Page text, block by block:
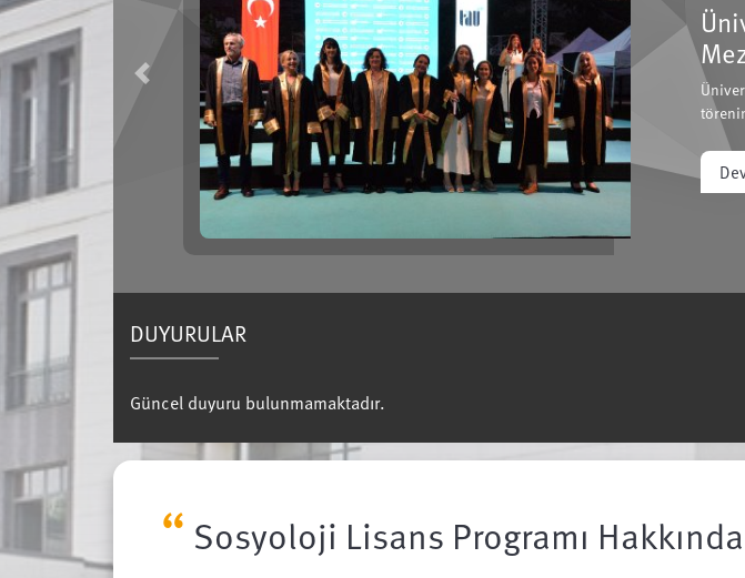
Mezuniyet Törenine İlk
Katılmanın Heyecanını Yaşadık
26 Haziran tarihinde gerçekleşen 2025-2026 akademik yılı mezuniyet
bu yıl ilk mezununu veren bölümümüz de yerini aldı.
Devamını Oku
Previous
DUYURULAR
Güncel duyuru bulunmamaktadır.
Sosyoloji Lisans Programı Hakkında